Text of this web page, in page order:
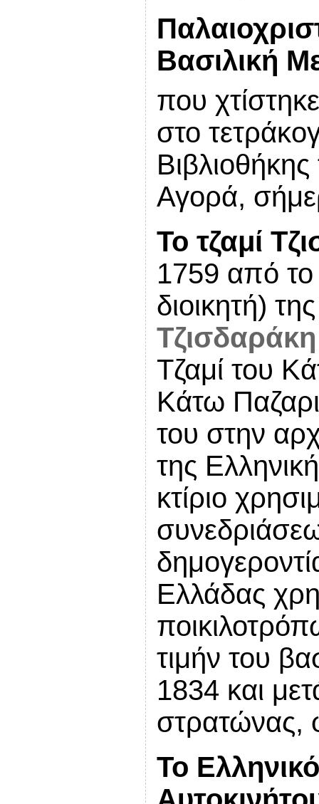
Βασιλική
που
στο
Αγορά,
Το τζαμί
1759 από
διοικητή)
Τζισδαράκη
Τζαμί του
Κάτω
του στην
της
κτίριο
Ελλάδας
τιμήν του
1834 και
Το